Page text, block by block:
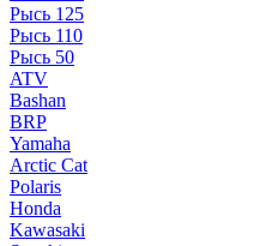
Рысь 125
Рысь 110
Рысь 50
ATV
Bashan
BRP
Yamaha
Arctic Cat
Polaris
Honda
Kawasaki